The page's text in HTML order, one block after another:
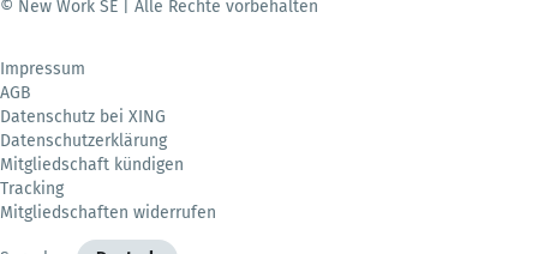
© New Work SE | Alle Rechte vorbehalten
Impressum
AGB
Datenschutz bei XING
Datenschutzerklärung
Mitgliedschaft kündigen
Tracking
Mitgliedschaften widerrufen